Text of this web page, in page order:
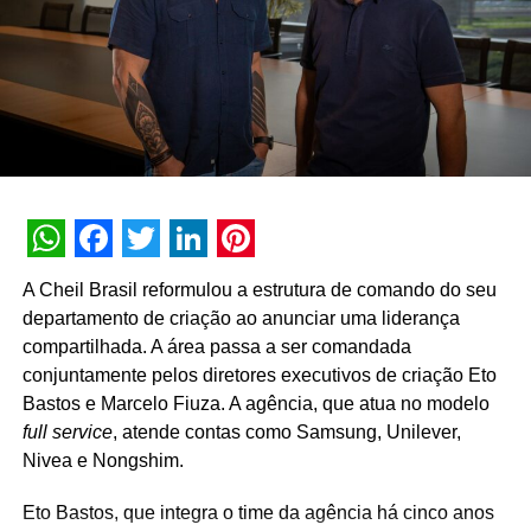
WhatsApp
Facebook
Twitter
LinkedIn
Pinterest
A Cheil Brasil reformulou a estrutura de comando do seu
departamento de criação ao anunciar uma liderança
compartilhada. A área passa a ser comandada
conjuntamente pelos diretores executivos de criação Eto
Bastos e Marcelo Fiuza. A agência, que atua no modelo
full service, atende contas como Samsung, Unilever,
Nivea e Nongshim.
Eto Bastos, que integra o time da agência há cinco anos